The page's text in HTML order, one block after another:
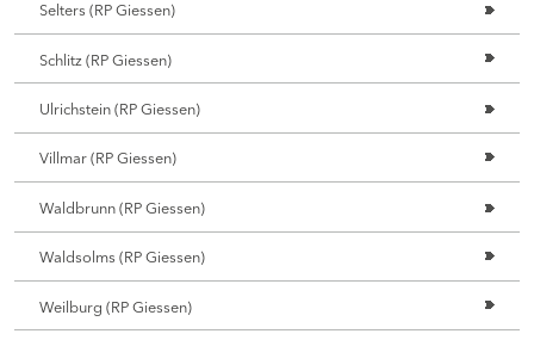
Selters (RP Giessen)
Schlitz (RP Giessen)
Ulrichstein (RP Giessen)
Villmar (RP Giessen)
Waldbrunn (RP Giessen)
Waldsolms (RP Giessen)
Weilburg (RP Giessen)